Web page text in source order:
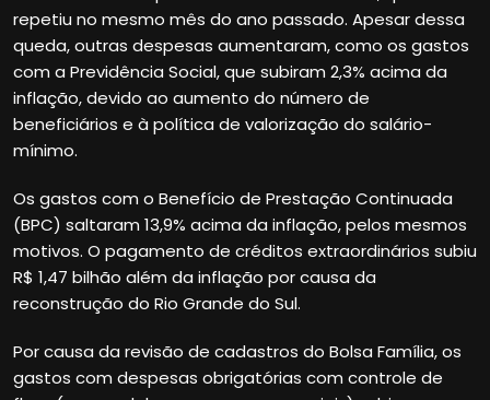
repetiu no mesmo mês do ano passado. Apesar dessa
queda, outras despesas aumentaram, como os gastos
com a Previdência Social, que subiram 2,3% acima da
inflação, devido ao aumento do número de
beneficiários e à política de valorização do salário-
mínimo.
Os gastos com o Benefício de Prestação Continuada
(BPC) saltaram 13,9% acima da inflação, pelos mesmos
motivos. O pagamento de créditos extraordinários subiu
R$ 1,47 bilhão além da inflação por causa da
reconstrução do Rio Grande do Sul.
Por causa da revisão de cadastros do Bolsa Família, os
gastos com despesas obrigatórias com controle de